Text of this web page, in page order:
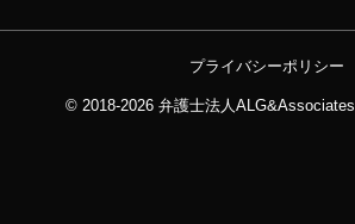
プライバシーポリシー
© 2018-2026 弁護士法人ALG&Associates